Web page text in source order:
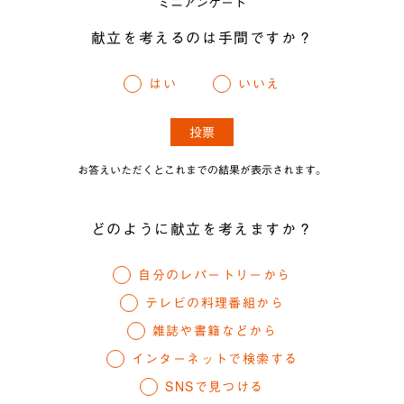
献立を考えるのは手間ですか？
はい いいえ
お答えいただくとこれまでの結果が表示されます。
どのように献立を考えますか？
自分のレパートリーから
テレビの料理番組から
雑誌や書籍などから
インターネットで検索する
SNSで見つける